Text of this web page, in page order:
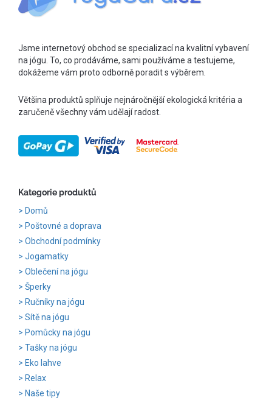
Jsme internetový obchod se specializací na kvalitní vybavení
na jógu. To, co prodáváme, sami používáme a testujeme,
dokážeme vám proto odborně poradit s výběrem.
Většina produktů splňuje nejnáročnější ekologická kritéria a
zaručeně všechny vám udělají radost.
Kategorie produktů
Domů
Poštovné a doprava
Obchodní podmínky
Jogamatky
Oblečení na jógu
Šperky
Ručníky na jógu
Sítě na jógu
Pomůcky na jógu
Tašky na jógu
Eko lahve
Relax
Naše tipy